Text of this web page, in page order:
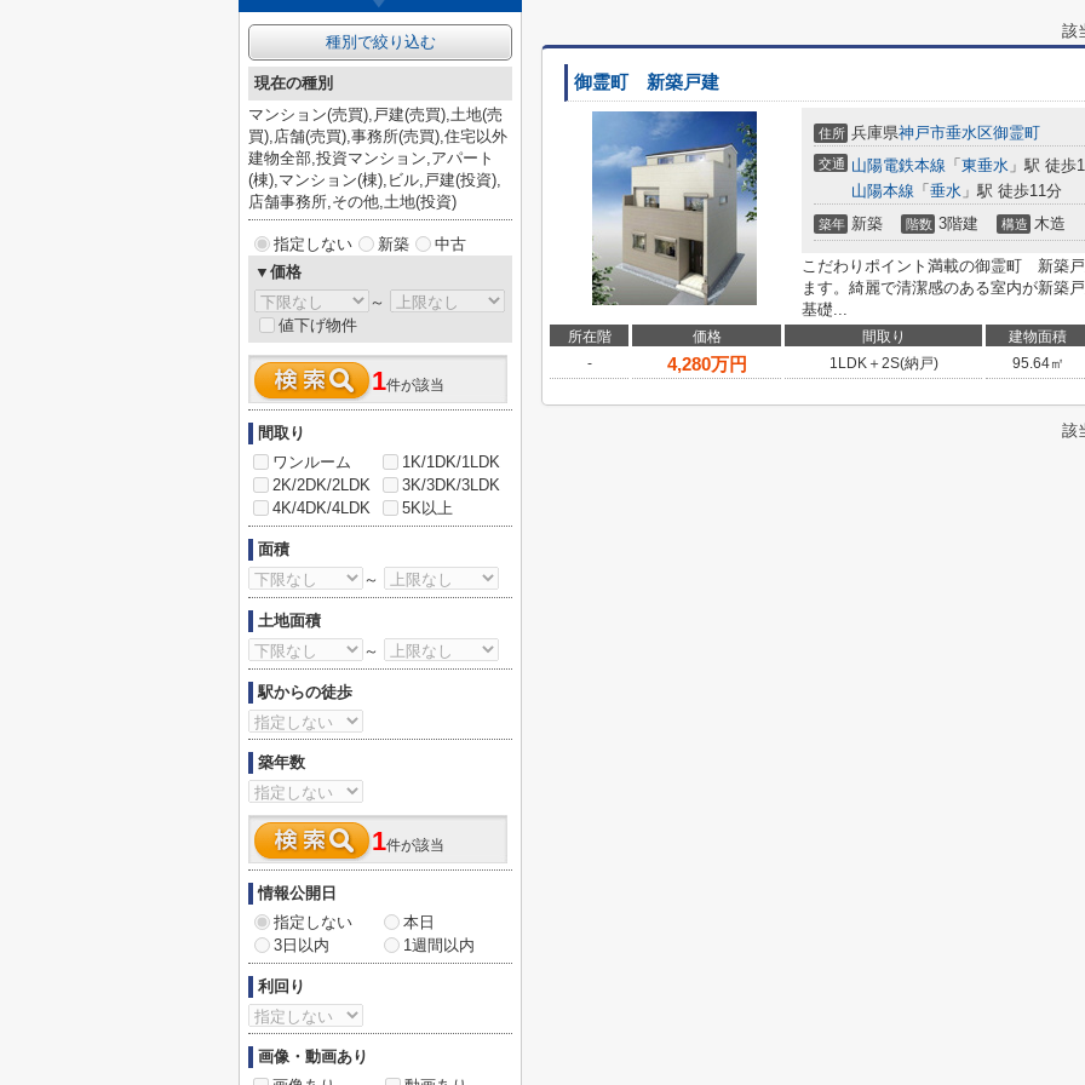
該
御霊町 新築戸建
住所 兵庫県神戸市垂水区御霊町
交通 山陽電鉄本線 「 東垂水 」駅 徒歩
山陽本線 「 垂水 」駅 徒歩11分
築年 新築 階数 3階建 構造 木造
こだわりポイント満載の御霊町 新築
ます。綺麗で清潔感のある室内が新築
基礎...
所在階 価格 間取り
建物面積
-
4,280万円 1LDK＋2S(納戸) 95.64㎡
該
種別で絞り込む
現在の種別
マンション(売買),戸建(売買),土地(売
買),店舗(売買),事務所(売買),住宅以外
建物全部,投資マンション,アパート
(棟),マンション(棟),ビル,戸建(投資),
店舗事務所,その他,土地(投資)
指定しない 新築
中古
▼価格
～
値下げ物件
1件が該当
間取り
ワンルーム
1K/1DK/1LDK
2K/2DK/2LDK
3K/3DK/3LDK
4K/4DK/4LDK
5K以上
面積
～
土地面積
～
駅からの徒歩
築年数
1件が該当
情報公開日
指定しない
本日
3日以内
1週間以内
利回り
画像・動画あり